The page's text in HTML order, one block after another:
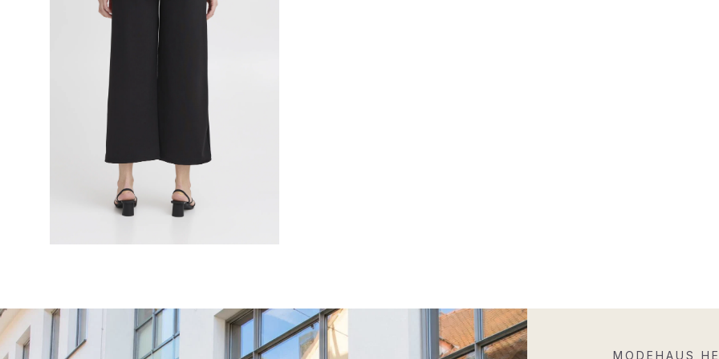
MODEHAUS